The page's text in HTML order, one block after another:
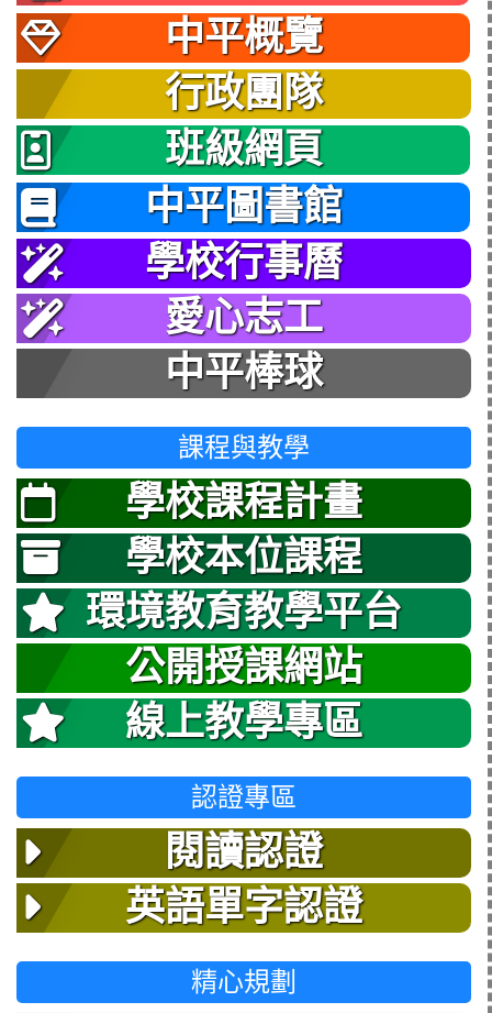
中平概覽
行政團隊
班級網頁
中平圖書館
學校行事曆
愛心志工
中平棒球
課程與教學
學校課程計畫
學校本位課程
環境教育教學平台
公開授課網站
線上教學專區
認證專區
閱讀認證
英語單字認證
精心規劃